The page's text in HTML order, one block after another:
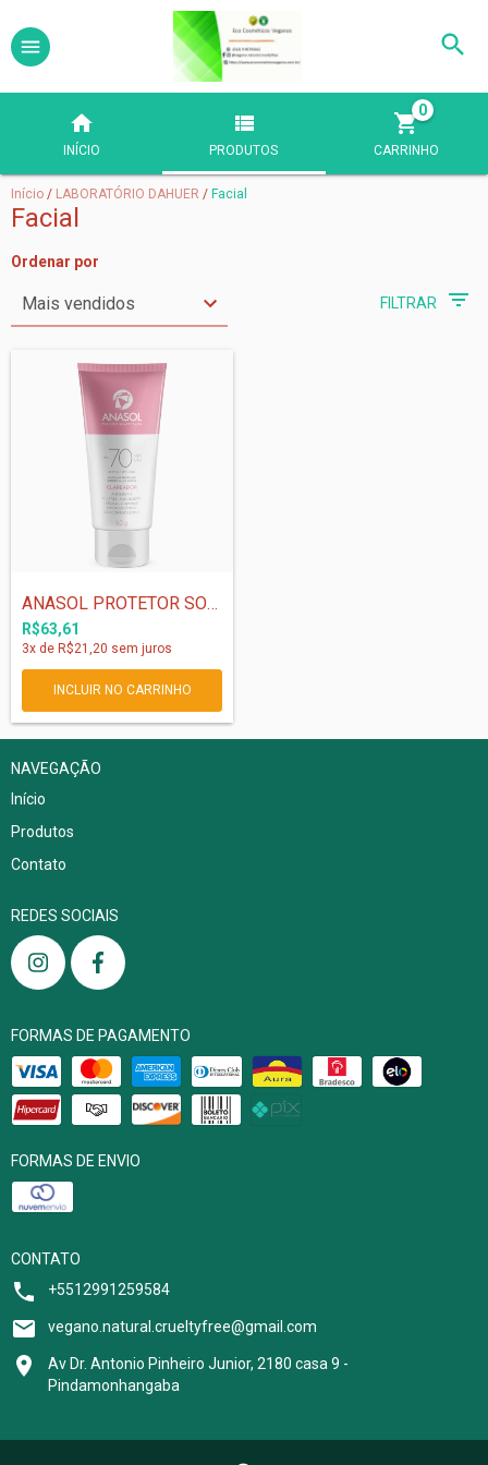
INÍCIO PRODUTOS CARRINHO
0
Início / LABORATÓRIO DAHUER / Facial
Facial
Ordenar por
FILTRAR
ANASOL PROTETOR SOLAR FACIAL CLAREADOR F...
R$63,61
3x de R$21,20 sem juros
NAVEGAÇÃO
Início
Produtos
Contato
REDES SOCIAIS
FORMAS DE PAGAMENTO
FORMAS DE ENVIO
CONTATO
+5512991259584
vegano.natural.crueltyfree@gmail.com
Av Dr. Antonio Pinheiro Junior, 2180 casa 9 -
Pindamonhangaba